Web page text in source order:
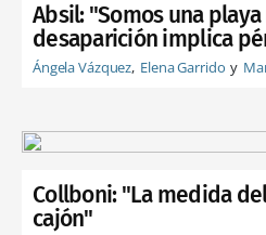
Absil: "Somos una
desaparición implica
Ángela Vázquez Elena Garrido
Collboni: "La medida
cajón"